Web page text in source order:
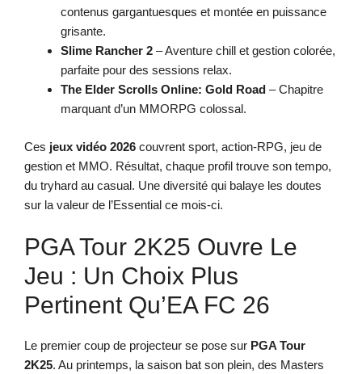
contenus gargantuesques et montée en puissance
grisante.
Slime Rancher 2 – Aventure chill et gestion colorée,
parfaite pour des sessions relax.
The Elder Scrolls Online: Gold Road – Chapitre
marquant d’un MMORPG colossal.
Ces jeux vidéo 2026 couvrent sport, action-RPG, jeu de
gestion et MMO. Résultat, chaque profil trouve son tempo,
du tryhard au casual. Une diversité qui balaye les doutes
sur la valeur de l’Essential ce mois-ci.
PGA Tour 2K25 Ouvre Le
Jeu : Un Choix Plus
Pertinent Qu’EA FC 26
Le premier coup de projecteur se pose sur PGA Tour
2K25. Au printemps, la saison bat son plein, des Masters